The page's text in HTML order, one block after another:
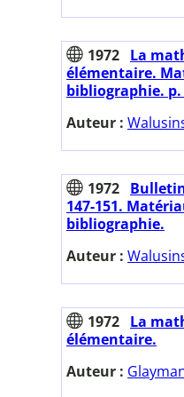
1972 La
élémentaire.
bibliographie. p.
Auteur :
1972
147-151.
bibliographie.
Auteur :
1972 La
élémentaire.
Auteur :